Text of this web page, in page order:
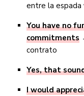
entre la espada
You have no
commitments
contrato
Yes, that
I would